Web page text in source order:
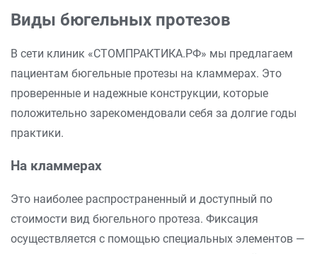
Виды бюгельных протезов
В сети клиник «СТОМПРАКТИКА.РФ» мы предлагаем
пациентам бюгельные протезы на кламмерах. Это
проверенные и надежные конструкции, которые
положительно зарекомендовали себя за долгие годы
практики.
На кламмерах
Это наиболее распространенный и доступный по
стоимости вид бюгельного протеза. Фиксация
осуществляется с помощью специальных элементов —